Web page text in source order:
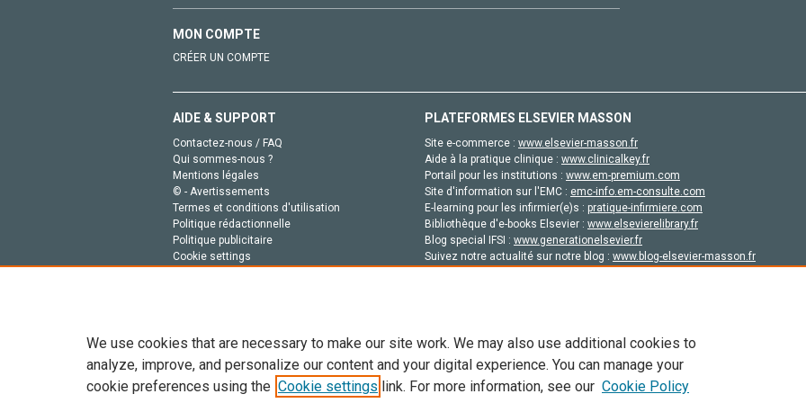
MON COMPTE
CRÉER UN COMPTE
AIDE & SUPPORT
Contactez-nous / FAQ
Qui sommes-nous ?
Mentions légales
© - Avertissements
Termes et conditions d'utilisation
Politique rédactionnelle
Politique publicitaire
Cookie settings
PLATEFORMES ELSEVIER MASSON
Site e-commerce : www.elsevier-masson.fr
Aide à la pratique clinique : www.clinicalkey.fr
Portail pour les institutions : www.em-premium.com
Site d'information sur l'EMC : emc-info.em-consulte.com
E-learning pour les infirmier(e)s : pratique-infirmiere.com
Bibliothèque d'e-books Elsevier : www.elsevierelibrary.fr
Blog special IFSI : www.generationelsevier.fr
Suivez notre actualité sur notre blog : www.blog-elsevier-masson.fr
Tout le contenu de ce site: Copyright © 2026 Elsevier, ses concédants de licence et ses contributeurs. Tout les droits sont réservés,
We use cookies that are necessary to make our site work. We may also use additional cookies to
analyze, improve, and personalize our content and your digital experience. You can manage your
cookie preferences using the Cookie settings link. For more information, see our Cookie Policy